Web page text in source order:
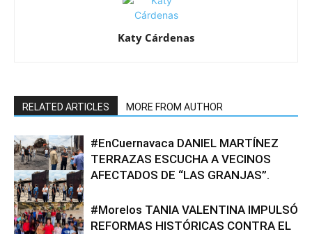
Katy Cárdenas
RELATED ARTICLES MORE FROM AUTHOR
#EnCuernavaca DANIEL MARTÍNEZ
TERRAZAS ESCUCHA A VECINOS
AFECTADOS DE “LAS GRANJAS”.
#Morelos TANIA VALENTINA IMPULSÓ
REFORMAS HISTÓRICAS CONTRA EL